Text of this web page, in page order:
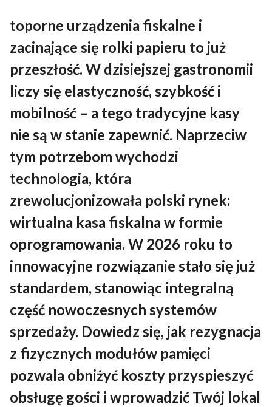
toporne urządzenia fiskalne i
zacinające się rolki papieru to już
przeszłość. W dzisiejszej gastronomii
liczy się elastyczność, szybkość i
mobilność – a tego tradycyjne kasy
nie są w stanie zapewnić. Naprzeciw
tym potrzebom wychodzi
technologia, która
zrewolucjonizowała polski rynek:
wirtualna kasa fiskalna w formie
oprogramowania. W 2026 roku to
innowacyjne rozwiązanie stało się już
standardem, stanowiąc integralną
część nowoczesnych systemów
sprzedaży. Dowiedz się, jak rezygnacja
z fizycznych modułów pamięci
pozwala obniżyć koszty przyspieszyć
obsługę gości i wprowadzić Twój lokal